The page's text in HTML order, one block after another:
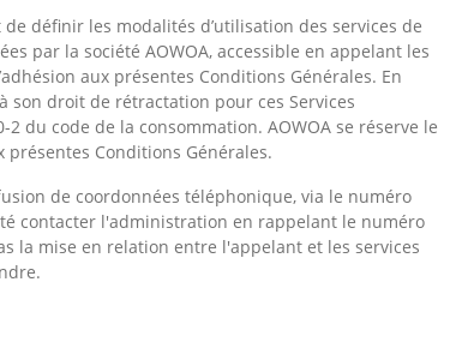
définir les modalités d’utilisation des services de
par la société AOWOA, accessible en appelant les
aux présentes Conditions Générales. En
son droit de rétractation pour ces Services
du code de la consommation. AOWOA se réserve le
Conditions Générales.
de coordonnées téléphonique, via le numéro
contacter l'administration en rappelant le numéro
la mise en relation entre l'appelant et les services